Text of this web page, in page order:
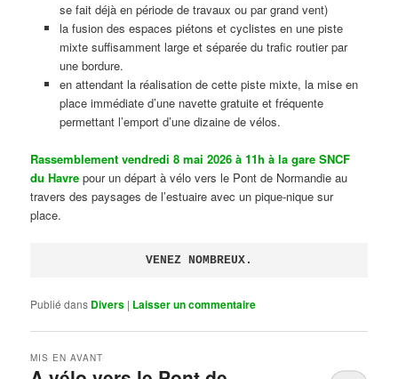
se fait déjà en période de travaux ou par grand vent)
la fusion des espaces piétons et cyclistes en une piste
mixte suffisamment large et séparée du trafic routier par
une bordure.
en attendant la réalisation de cette piste mixte, la mise en
place immédiate d’une navette gratuite et fréquente
permettant l’emport d’une dizaine de vélos.
Rassemblement vendredi 8 mai 2026 à 11h à la gare SNCF
du Havre pour un départ à vélo vers le Pont de Normandie au
travers des paysages de l’estuaire avec un pique-nique sur
place.
VENEZ NOMBREUX.
Publié dans Divers | Laisser un commentaire
MIS EN AVANT